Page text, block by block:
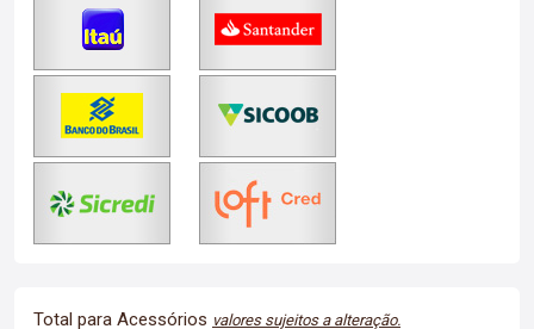
Total para Acessórios valores sujeitos a alteração.